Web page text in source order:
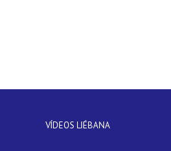
VÍDEOS LIÉBANA